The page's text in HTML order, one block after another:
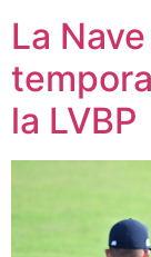
La
la LVBP